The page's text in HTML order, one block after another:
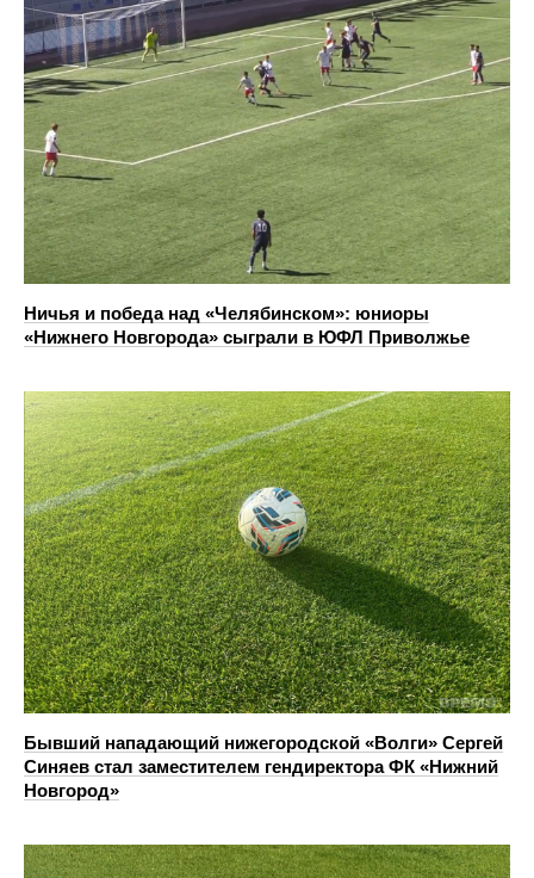
Ничья и победа над «Челябинском»: юниоры
«Нижнего Новгорода» сыграли в ЮФЛ Приволжье
Бывший нападающий нижегородской «Волги» Сергей
Синяев стал заместителем гендиректора ФК «Нижний
Новгород»